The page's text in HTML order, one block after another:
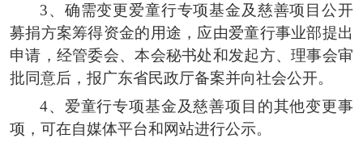
3、确需变更爱童行专项基金及慈善项目公开
募捐方案筹得资金的用途，应由爱童行事业部提出
申请，经管委会、本会秘书处和发起方、理事会审
批同意后，报广东省民政厅备案并向社会公开。
4、爱童行专项基金及慈善项目的其他变更事
项，可在自媒体平台和网站进行公示。